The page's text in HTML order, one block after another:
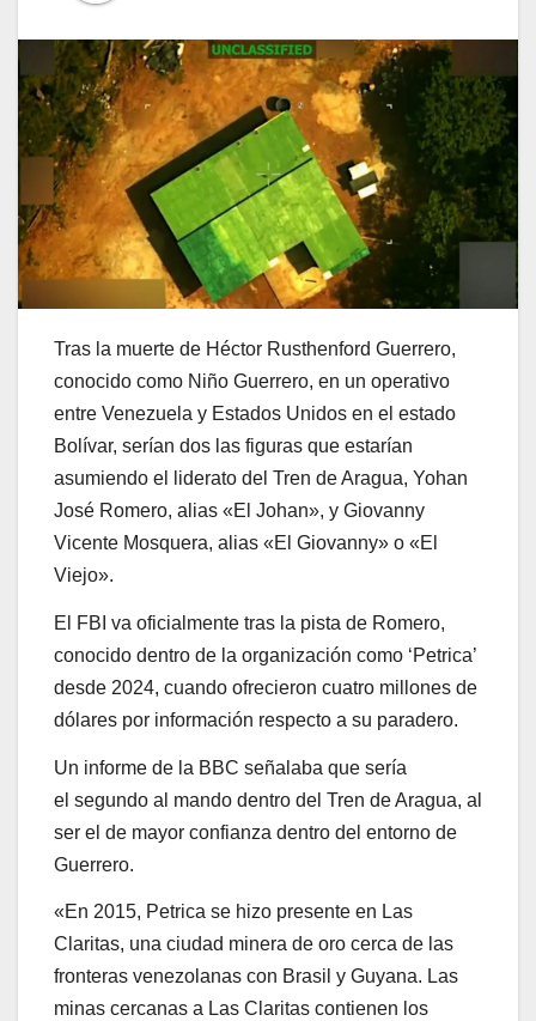
Tras la muerte de Héctor Rusthenford Guerrero,
conocido como Niño Guerrero, en un operativo
entre Venezuela y Estados Unidos en el estado
Bolívar, serían dos las figuras que estarían
asumiendo el liderato del Tren de Aragua, Yohan
José Romero, alias «El Johan», y Giovanny
Vicente Mosquera, alias «El Giovanny» o «El
Viejo».
El FBI va oficialmente tras la pista de Romero,
conocido dentro de la organización como ‘Petrica’
desde 2024, cuando ofrecieron cuatro millones de
dólares por información respecto a su paradero.
Un informe de la BBC señalaba que sería
el segundo al mando dentro del Tren de Aragua, al
ser el de mayor confianza dentro del entorno de
Guerrero.
«En 2015, Petrica se hizo presente en Las
Claritas, una ciudad minera de oro cerca de las
fronteras venezolanas con Brasil y Guyana. Las
minas cercanas a Las Claritas contienen los